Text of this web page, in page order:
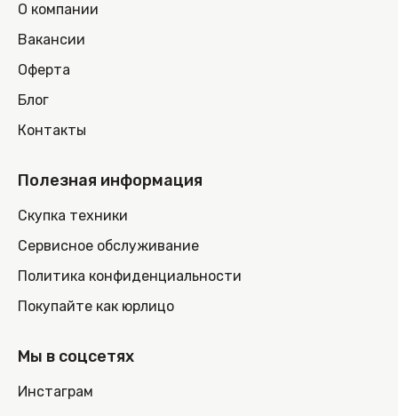
О компании
Вакансии
Оферта
Блог
Контакты
Полезная информация
Скупка техники
Сервисное обслуживание
Политика конфиденциальности
Покупайте как юрлицо
Мы в соцсетях
Инстаграм